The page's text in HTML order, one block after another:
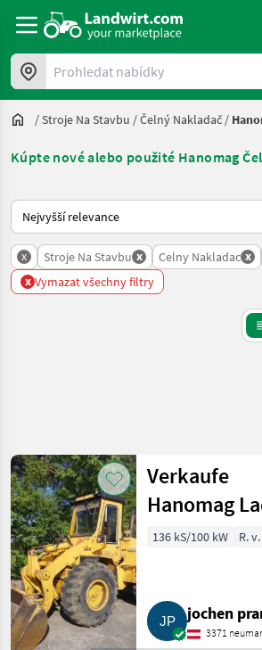
Prohledat nabídky
/Stroje Na Stavbu /Čelný Nakladač /
Kúpte nové alebo použité Hanomag
Takto se řadí nabídky na Landwirt.com
x Stroje Na Stavbu x Celny Nakladac x
x Vymazat všechny filtry
Kategorie 4 Země Filtry
AKTUÁLNÍ
CESTA
stavebná
technika
Stroje
Na
Stavbu
Obnovit
Zobrazit
výsledků
Verkaufe
Hanomag
33D
136 kS/100 kW R.
jochen
3371